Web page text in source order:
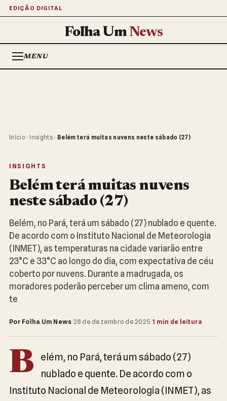
EDIÇÃO DIGITAL
Folha UmNews
MENU
Início › Insights › Belém terá muitas nuvens neste sábado (27)
INSIGHTS
Belém terá muitas nuvens
neste sábado (27)
Belém, no Pará, terá um sábado (27) nublado e quente.
De acordo com o Instituto Nacional de Meteorologia
(INMET), as temperaturas na cidade variarão entre
23°C e 33°C ao longo do dia, com expectativa de céu
coberto por nuvens. Durante a madrugada, os
moradores poderão perceber um clima ameno, com
te
Por Folha Um News·28 de dezembro de 2025·1 min de leitura
B
elém, no Pará, terá um sábado (27)
nublado e quente. De acordo com o
Instituto Nacional de Meteorologia (INMET), as